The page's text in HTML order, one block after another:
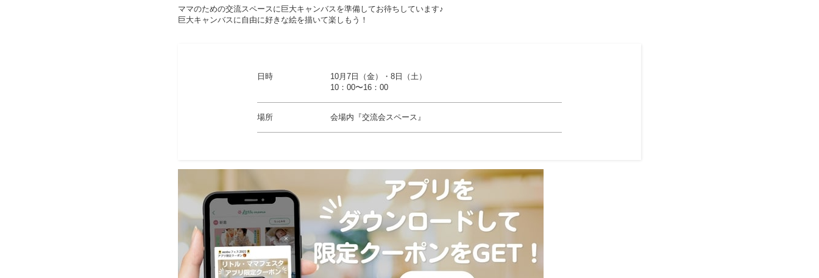
ママのための交流スペースに巨大キャンバスを準備してお待ちしています♪
巨大キャンバスに自由に好きな絵を描いて楽しもう！
日時
10月7日（金）・8日（土）
10：00〜16：00
場所 会場内『交流会スペース』